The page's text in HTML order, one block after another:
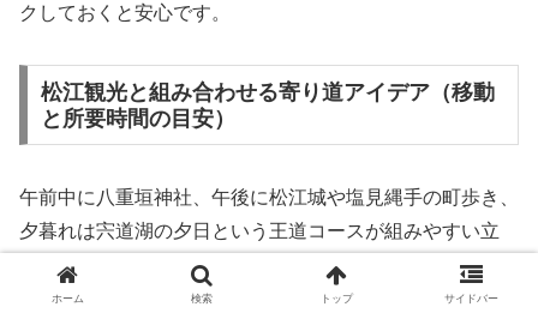
クしておくと安心です。
松江観光と組み合わせる寄り道アイデア（移動
と所要時間の目安）
午前中に八重垣神社、午後に松江城や塩見縄手の町歩き、
夕暮れは宍道湖の夕日という王道コースが組みやすい立
地。教育旅行向けの情報では、社務所の受付時間（9:00〜
17:00）や収蔵庫拝観料の目安（200円）も案内されてお
ホーム 検索 トップ サイドバー